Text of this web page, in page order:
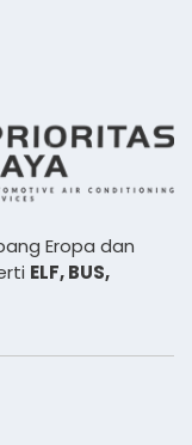
Eropa dan
ELF, BUS,